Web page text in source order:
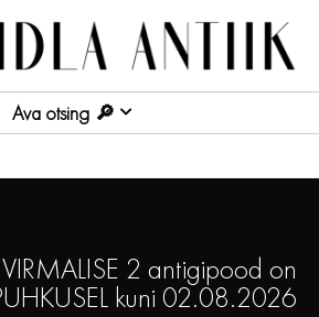
Ava otsing
VIRMALISE 2 antigipood on
kuni 02.08.2026